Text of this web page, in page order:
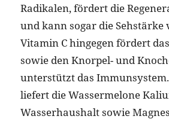
Radikalen, fördert die
und kann sogar die Sehstärke
Vitamin C hingegen fördert
sowie den Knorpel- und
unterstützt das
liefert die Wassermelone
Wasserhaushalt sowie